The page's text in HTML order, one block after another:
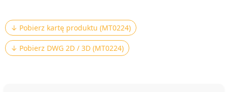
↓ Pobierz kartę produktu (MT0224)
↓ Pobierz DWG 2D / 3D (MT0224)